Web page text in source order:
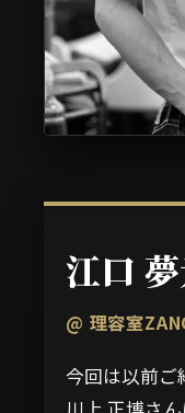
江口
@ 理容室
今回は以前